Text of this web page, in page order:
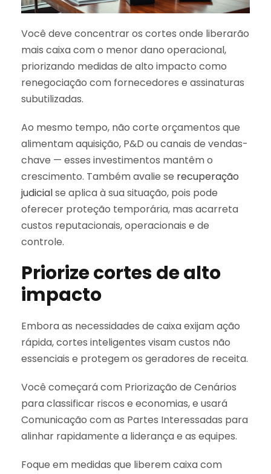
Você deve concentrar os cortes onde liberarão
mais caixa com o menor dano operacional,
priorizando medidas de alto impacto como
renegociação com fornecedores e assinaturas
subutilizadas.
Ao mesmo tempo, não corte orçamentos que
alimentam aquisição, P&D ou canais de vendas-
chave — esses investimentos mantêm o
crescimento. Também avalie se recuperação
judicialse aplica à sua situação, pois pode
oferecer proteção temporária, mas acarreta
custos reputacionais, operacionais e de
controle.
Priorize cortes de alto
impacto
Embora as necessidades de caixa exijam ação
rápida, cortes inteligentes visam custos não
essenciais e protegem os geradores de receita.
Você começará com Priorização de Cenários
para classificar riscos e economias, e usará
Comunicação com as Partes Interessadas para
alinhar rapidamente a liderança e as equipes.
Foque em medidas que liberem caixa com